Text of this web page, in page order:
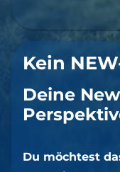
Kein
Deine
Du möchtest